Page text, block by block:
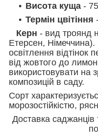
Висота куща -
Термін цвітіння
Керн - вид троянд
Етерсен, Німеччина).
освітлення відтінок
від жовтого до
використовувати на
композицій в саду.
Сорт
морозостійкістю,
Доставка саджанців